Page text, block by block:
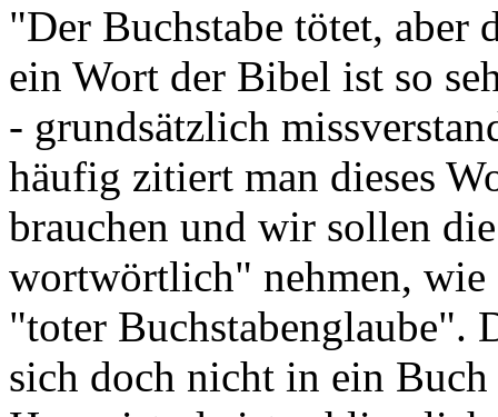
"Der Buchstabe tötet, aber
ein Wort der Bibel ist so
- grundsätzlich
häufig zitiert man dieses
brauchen und wir sollen
wortwörtlich" nehmen, wie
"toter Buchstabenglaube".
sich doch nicht in ein